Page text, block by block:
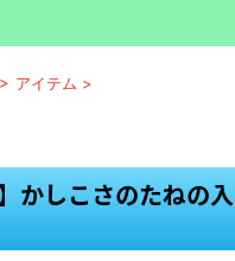
> アイテム >
かしこさのたねの